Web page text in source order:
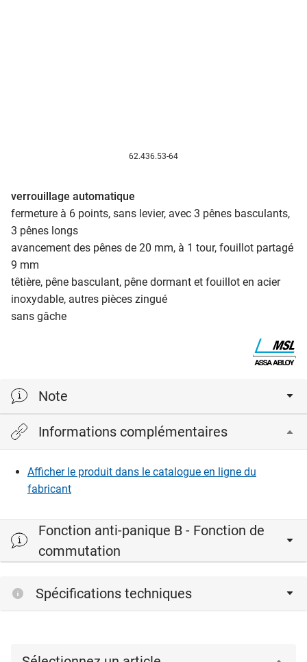
62.436.53-64
verrouillage automatique
fermeture à 6 points, sans levier, avec 3 pênes basculants,
3 pênes longs
avancement des pênes de 20 mm, à 1 tour, fouillot partagé
9 mm
têtière, pêne basculant, pêne dormant et fouillot en acier
inoxydable, autres pièces zingué
sans gâche
Note
Les cylindres doubles avec bouton tournant standard
peuvent être utilisés.
Contact de porte utilisable uniquement sur demande, p.ex.
MSL 1886
Informations complémentaires
Afficher le produit dans le catalogue en ligne du
fabricant
Fonction anti-panique B - Fonction de
commutation
Spécifications techniques